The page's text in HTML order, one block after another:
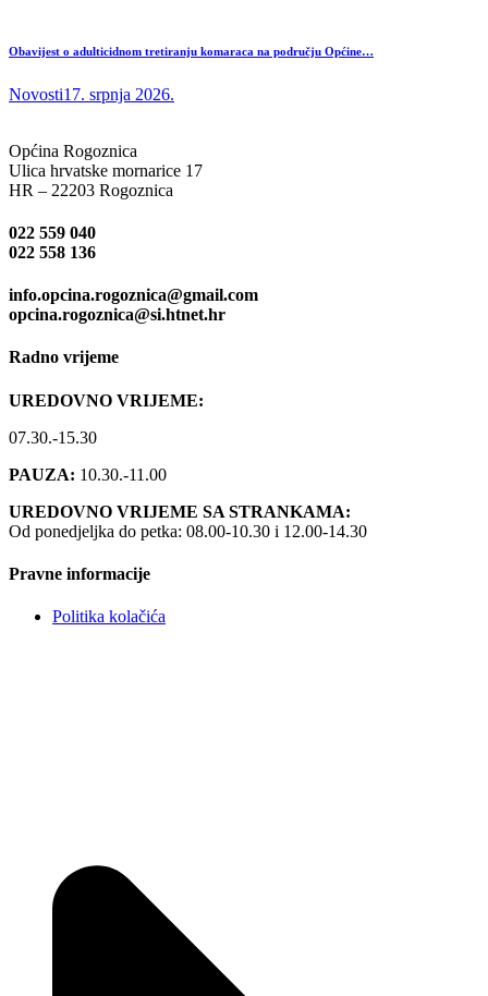
Obavijest o adulticidnom tretiranju komaraca na području Općine…
Novosti17. srpnja 2026.
Općina Rogoznica
Ulica hrvatske mornarice 17
HR – 22203 Rogoznica
022 559 040
022 558 136
info.opcina.rogoznica@gmail.com
opcina.rogoznica@si.htnet.hr
Radno vrijeme
UREDOVNO VRIJEME:
07.30.-15.30
PAUZA: 10.30.-11.00
UREDOVNO VRIJEME SA STRANKAMA:
Od ponedjeljka do petka: 08.00-10.30 i 12.00-14.30
Pravne informacije
Politika kolačića